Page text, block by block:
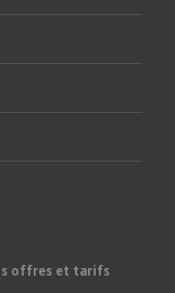
offres et tarifs